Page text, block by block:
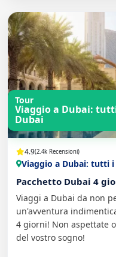
Tour
Viaggio a Dubai:
Dubai
4.9(2.4k Recensioni)
Viaggio a Dubai: tutti
Pacchetto Dubai 4
Viaggi a Dubai da non
un'avventura
4 giorni! Non aspettate
del vostro sogno!